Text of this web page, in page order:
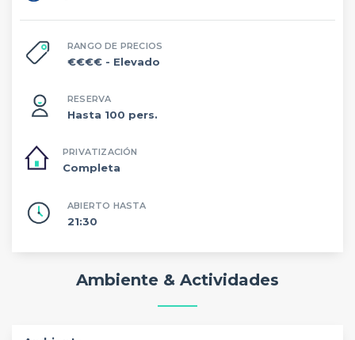
RANGO DE PRECIOS
€€€€ - Elevado
RESERVA
Hasta 100 pers.
PRIVATIZACIÓN
Completa
ABIERTO HASTA
21:30
Ambiente & Actividades